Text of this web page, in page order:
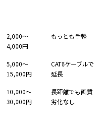
2,000〜
4,000円
もっとも手軽
5,000〜
15,000円
CAT6ケーブルで
延長
10,000〜
30,000円
長距離でも画質
劣化なし